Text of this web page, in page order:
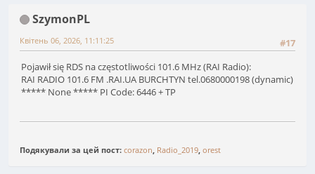
SzymonPL
#17
Квітень 06, 2026, 11:11:25
Pojawił się RDS na częstotliwości 101.6 MHz (RAI Radio):
RAI RADIO 101.6 FM .RAI.UA BURCHTYN tel.0680000198 (dynamic)
***** None ***** PI Code: 6446 + TP
Подякували за цей пост: corazon Radio_2019 orest